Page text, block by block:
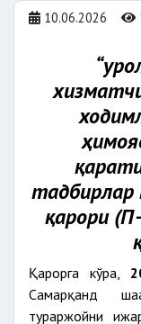
10.06.2026
тадбирлар
қарори
Қарорга кўра,
Самарқанд
тураржойни